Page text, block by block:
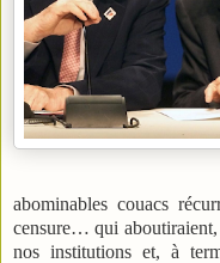
abominables couacs
censure… qui aboutiraient,
nos institutions et, à